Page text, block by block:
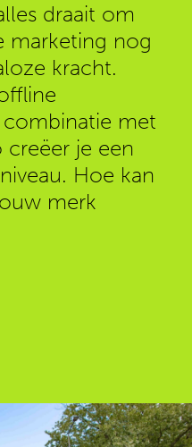
draait om
marketing nog
kracht.
met
creëer je een
Hoe kan
merk